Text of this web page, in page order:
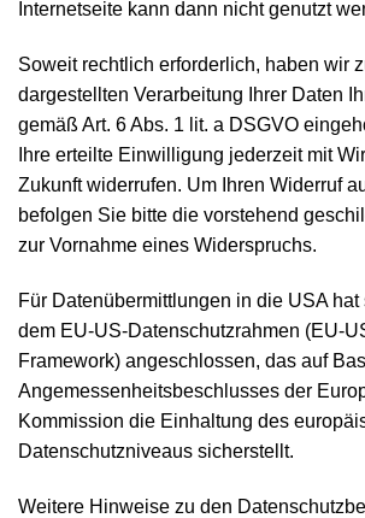
Internetseite kann dann nicht genutzt
Soweit rechtlich erforderlich, haben wir
dargestellten Verarbeitung Ihrer Daten
gemäß Art. 6 Abs. 1 lit. a DSGVO
Ihre erteilte Einwilligung jederzeit mit
Zukunft widerrufen. Um Ihren Widerruf
befolgen Sie bitte die vorstehend
zur Vornahme eines Widerspruchs.
Für Datenübermittlungen in die USA
dem EU-US-Datenschutzrahmen (EU-
Framework) angeschlossen, das auf
Angemessenheitsbeschlusses der
Kommission die Einhaltung des
Datenschutzniveaus sicherstellt.
Weitere Hinweise zu den